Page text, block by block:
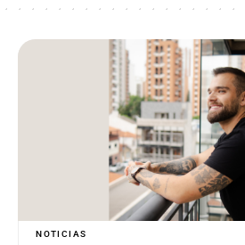
NOTICIAS